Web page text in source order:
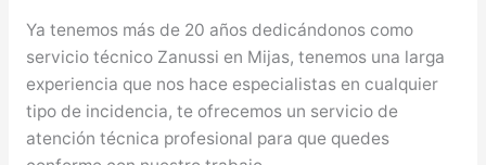
Ya tenemos más de 20 años dedicándonos como
servicio técnico Zanussi en Mijas, tenemos una larga
experiencia que nos hace especialistas en cualquier
tipo de incidencia, te ofrecemos un servicio de
atención técnica profesional para que quedes